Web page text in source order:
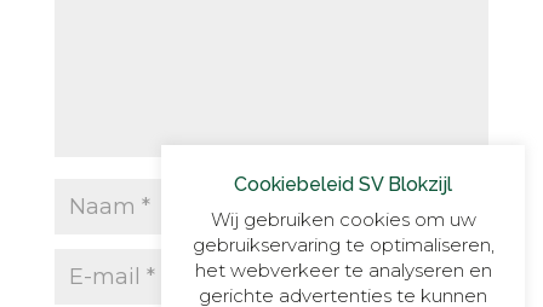
Cookiebeleid SV Blokzijl
Wij gebruiken cookies om uw
gebruikservaring te optimaliseren,
het webverkeer te analyseren en
gerichte advertenties te kunnen